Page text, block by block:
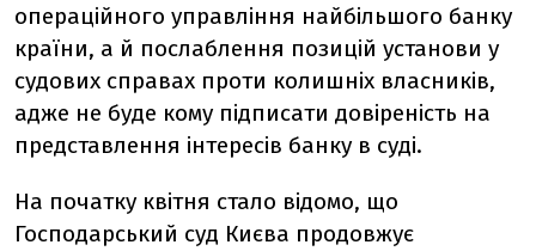
операційного управління найбільшого банку
країни, а й послаблення позицій установи у
судових справах проти колишніх власників,
адже не буде кому підписати довіреність на
представлення інтересів банку в суді.
На початку квітня стало відомо, що
Господарський суд Києва продовжує